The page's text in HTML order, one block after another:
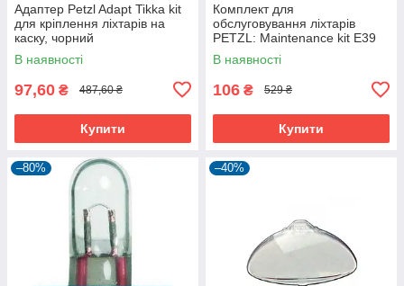
Адаптер Petzl Adapt Tikka kit
для кріплення ліхтарів на
каску, чорний
В наявності
97,60 ₴ 487,60 ₴
Купити
Комплект для
обслуговування ліхтарів
PETZL: Maintenance kit E39
E40
В наявності
106 ₴ 529 ₴
Купити
–80% –40%